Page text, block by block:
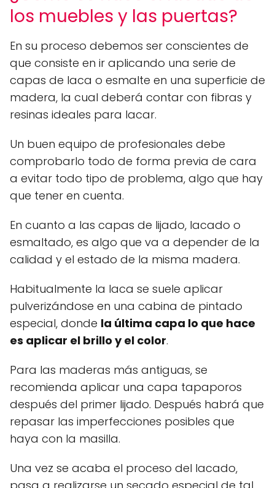
los muebles y las puertas?
En su proceso debemos ser conscientes de
que consiste en ir aplicando una serie de
capas de laca o esmalte en una superficie de
madera, la cual deberá contar con fibras y
resinas ideales para lacar.
Un buen equipo de profesionales debe
comprobarlo todo de forma previa de cara
a evitar todo tipo de problema, algo que hay
que tener en cuenta.
En cuanto a las capas de lijado, lacado o
esmaltado, es algo que va a depender de la
calidad y el estado de la misma madera.
Habitualmente la laca se suele aplicar
pulverizándose en una cabina de pintado
especial, donde la última capa lo que hace
es aplicar el brillo y el color.
Para las maderas más antiguas, se
recomienda aplicar una capa tapaporos
después del primer lijado. Después habrá que
repasar las imperfecciones posibles que
haya con la masilla.
Una vez se acaba el proceso del lacado,